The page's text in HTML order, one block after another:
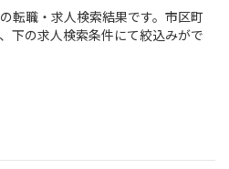
転職・求人検索結果です。市区町
下の求人検索条件にて絞込みがで